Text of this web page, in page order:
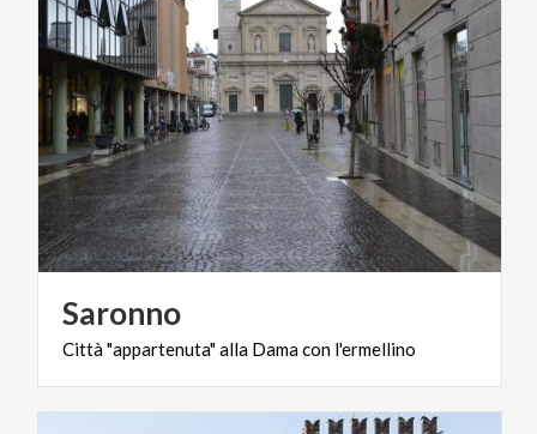
Saronno
Città"appartenuta"alla Damacon l'ermellino